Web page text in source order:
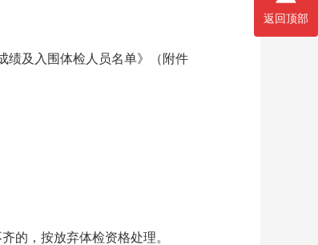
及入围体检人员名单》（附件
的，按放弃体检资格处理。
返回顶部